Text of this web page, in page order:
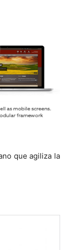
que agiliza la